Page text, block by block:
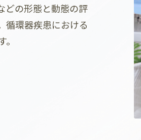
どの形態と動態の評
循環器疾患における